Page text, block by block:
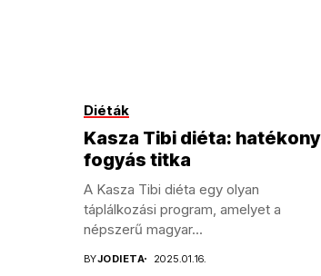
Diéták
Kasza Tibi diéta: hatékony
fogyás titka
A Kasza Tibi diéta egy olyan
táplálkozási program, amelyet a
népszerű magyar...
BYJODIETA 2025.01.16.